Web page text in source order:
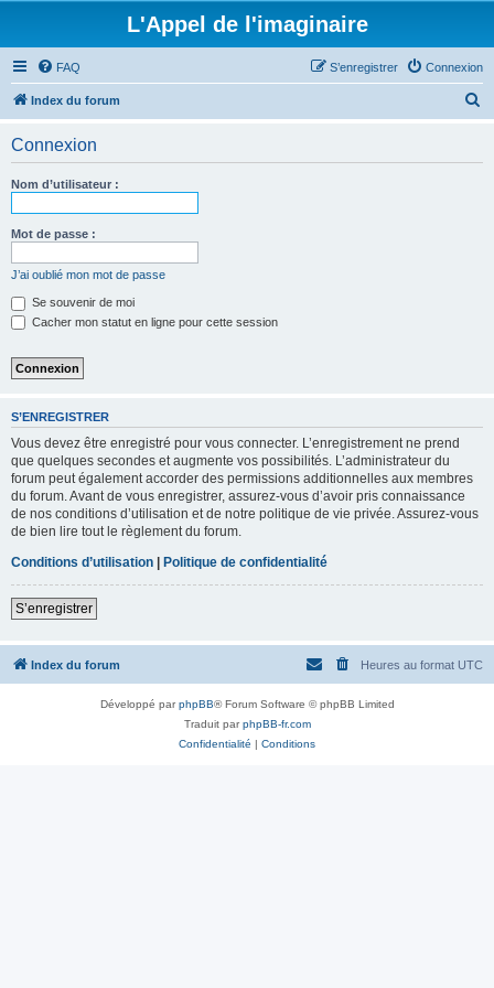
L'Appel de l'imaginaire
FAQ Connexion
S’enregistrer
Index du forum
Connexion
Nom d’utilisateur :
Mot de passe :
J’ai oublié mon mot de passe
Se souvenir de moi
Cacher mon statut en ligne pour cette session
S’ENREGISTRER
Vous devez être enregistré pour vous connecter. L’enregistrement ne prend
que quelques secondes et augmente vos possibilités. L’administrateur du
forum peut également accorder des permissions additionnelles aux membres
du forum. Avant de vous enregistrer, assurez-vous d’avoir pris connaissance
de nos conditions d’utilisation et de notre politique de vie privée. Assurez-vous
de bien lire tout le règlement du forum.
Conditions d’utilisation | Politique de confidentialité
S’enregistrer
Index du forum Heures au format UTC
Développé parphpBB® Forum Software © phpBB Limited
Traduit parphpBB-fr.com
Confidentialité | Conditions